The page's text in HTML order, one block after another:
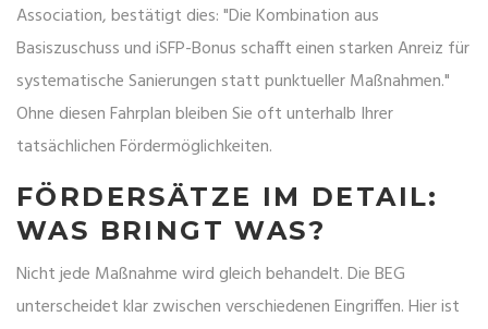
Association, bestätigt dies: "Die Kombination aus
Basiszuschuss und iSFP-Bonus schafft einen starken Anreiz für
systematische Sanierungen statt punktueller Maßnahmen."
Ohne diesen Fahrplan bleiben Sie oft unterhalb Ihrer
tatsächlichen Fördermöglichkeiten.
FÖRDERSÄTZE IM DETAIL:
WAS BRINGT WAS?
Nicht jede Maßnahme wird gleich behandelt. Die BEG
unterscheidet klar zwischen verschiedenen Eingriffen. Hier ist